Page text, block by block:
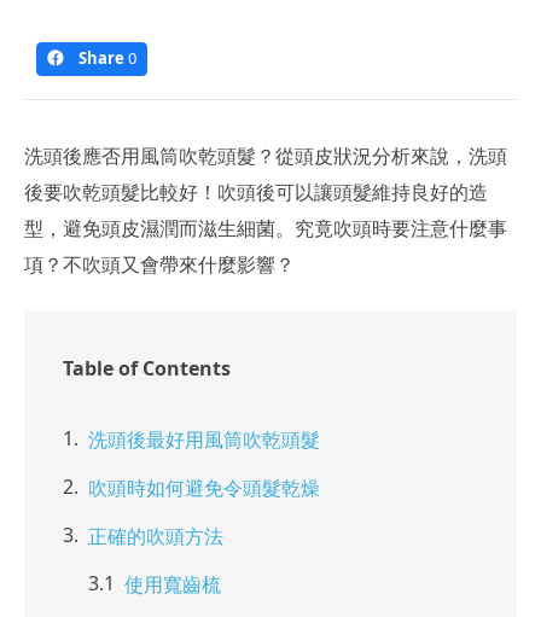
Share 0
洗頭後應否用風筒吹乾頭髮？從頭皮狀況分析來說，洗頭
後要吹乾頭髮比較好！吹頭後可以讓頭髮維持良好的造
型，避免頭皮濕潤而滋生細菌。究竟吹頭時要注意什麼事
項？不吹頭又會帶來什麼影響？
Table of Contents
洗頭後最好用風筒吹乾頭髮
吹頭時如何避免令頭髮乾燥
正確的吹頭方法
使用寬齒梳